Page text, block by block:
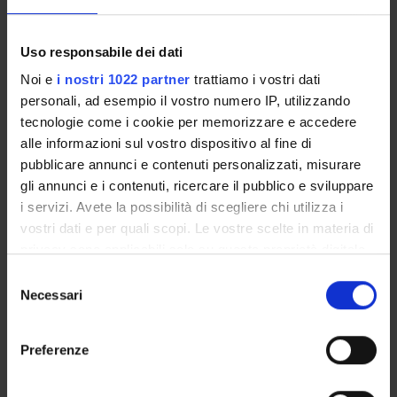
Uso responsabile dei dati
Noi e i nostri 1022 partner trattiamo i vostri dati
personali, ad esempio il vostro numero IP, utilizzando
tecnologie come i cookie per memorizzare e accedere
alle informazioni sul vostro dispositivo al fine di
pubblicare annunci e contenuti personalizzati, misurare
gli annunci e i contenuti, ricercare il pubblico e sviluppare
i servizi. Avete la possibilità di scegliere chi utilizza i
vostri dati e per quali scopi. Le vostre scelte in materia di
modificare o revocare il proprio consenso in qualsiasi
momento dalla Dichiarazione sui cookie o facendo clic
delNecessari
Preferenze
Calendario didattico
Piani didattici
Calendario esami
Bacheca avvisi
Proposte tesi e stage
Organi collegiali e di governo
Docenti
OFFERTA FORMATIVA
DOTTORATI, MASTER E FORMAZIONE SUPERIORE
Contatti